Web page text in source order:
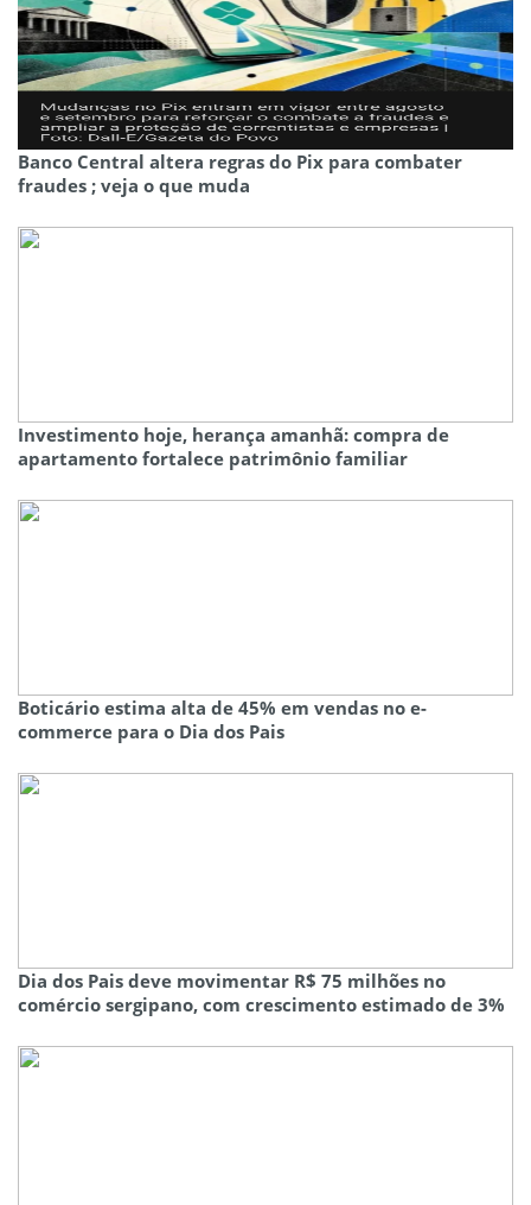
Banco Central altera regras do Pix para combater
fraudes ; veja o que muda
Investimento hoje, herança amanhã: compra de
apartamento fortalece patrimônio familiar
Boticário estima alta de 45% em vendas no e-
commerce para o Dia dos Pais
Dia dos Pais deve movimentar R$ 75 milhões no
comércio sergipano, com crescimento estimado de 3%